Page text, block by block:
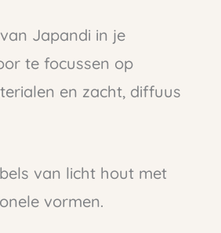
Japandi in je
te focussen op
en zacht, diffuus
van licht hout met
vormen.